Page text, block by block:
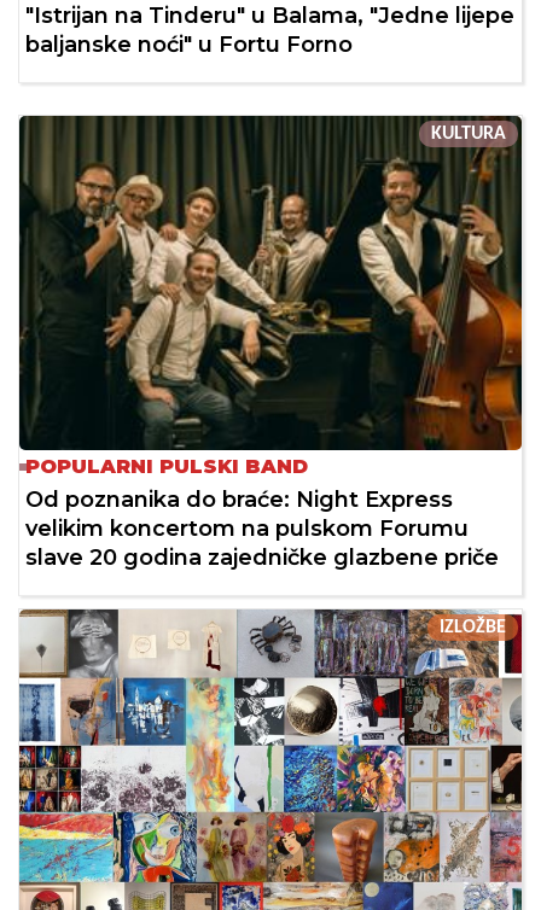
"Istrijan na Tinderu" u Balama, "Jedne lijepe
baljanske noći" u Fortu Forno
KULTURA
POPULARNI PULSKI BAND
Od poznanika do braće: Night Express
velikim koncertom na pulskom Forumu
slave 20 godina zajedničke glazbene priče
IZLOŽBE